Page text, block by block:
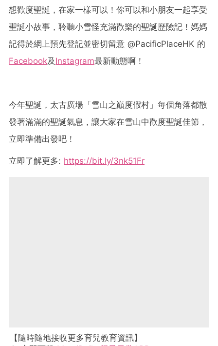
想歡度聖誕，在家一樣可以！你可以和小朋友一起享受
聖誕小故事，聆聽小雪怪充滿歡樂的聖誕歷險記！媽媽
記得於網上預先登記並密切留意 @PacificPlaceHK 的
Facebook及 Instagram最新動態啊！
今年聖誕，太古廣場「雪山之巔度假村」每個角落都散
發著滿滿的聖誕氣息，讓大家在雪山中歡度聖誕佳節，
立即準備出發吧！
立即了解更多: https://bit.ly/3nk51Fr
【隨時隨地接收更多育兒教育資訊】